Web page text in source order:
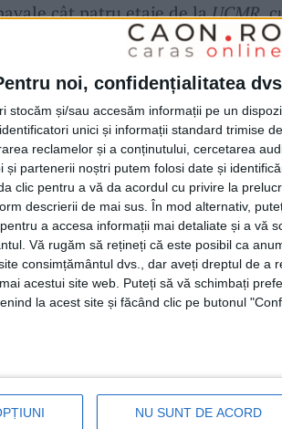
noi, confidențialitatea
stocăm și/sau accesăm informații pe un
unici și informații standard trimise
reclamelor și a conținutului, cercetarea
și partenerii noștri putem folosi date și
clic pentru a vă da acordul cu privire la
descrierii de mai sus. În mod alternativ,
a accesa informații mai detaliate și a vă
Vă rugăm să rețineți că este posibil ca
consimțământul dvs., dar aveți dreptul de a
acestui site web. Puteți să vă schimbați
la acest site și făcând clic pe butonul
NU SUNT DE ACORD
cât patru etaje de laUCMR,
la micron. „Dacă nu mă înșel,
ăștia paralizează”, s-a aprins
ul: hala Mindasă fie centru de
așa! Sau, cel puțin a început.
desculpturăcu șase artiști
Reșița (Spalek, Plastomet)și Arad
au pus în operă. Recent a avut
expuse în fața halei.
Heroiu de la Banca Mondială
a schimba destine și comunități.
face. „Heroiu a dat un exemplu